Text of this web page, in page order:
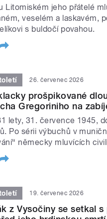
Litomiském jeho přátelé
veselém a laskavém,
s buldočí povahou.
26. červenec 2026
prošpikované
Gregoriniho na
lety, 31. července 1945,
Po sérii výbuchů v
německy mluvících
19. červenec 2026
z Vysočiny se setkal